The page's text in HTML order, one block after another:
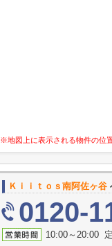
※地図上に表示される物件の位
Ｋｉｉｔｏｓ南阿佐ヶ谷
0120-
10:00～20:00